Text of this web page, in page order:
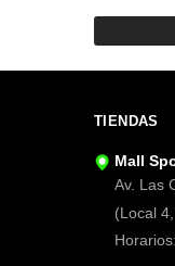
TIENDAS
Mall
Av. Las
(Local